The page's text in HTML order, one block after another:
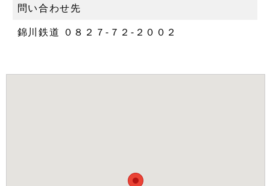
問い合わせ先
錦川鉄道 ０８２７‐７２‐２００２